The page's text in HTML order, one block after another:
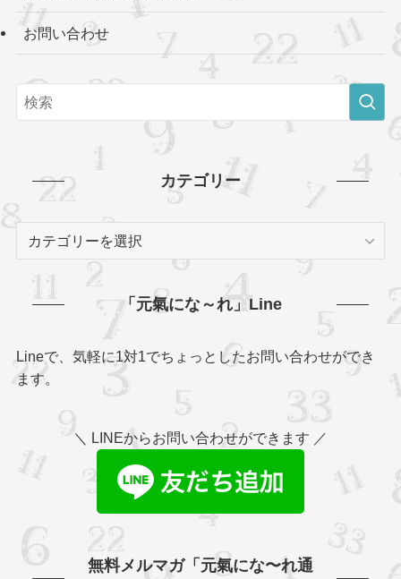
お問い合わせ
カテゴリー
「元氣にな～れ」Line
Lineで、気軽に1対1でちょっとしたお問い合わせができ
ます。
＼ LINEからお問い合わせができます ／
無料メルマガ「元氣にな〜れ通